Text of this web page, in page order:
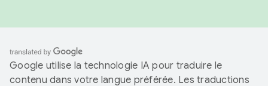
Google utilise la technologie IA pour traduire le
contenu dans votre langue préférée. Les traductions